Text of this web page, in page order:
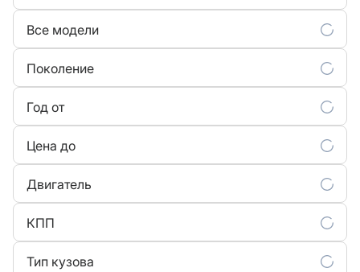
Все модели
Поколение
Год от
Цена до
Двигатель
КПП
Тип кузова